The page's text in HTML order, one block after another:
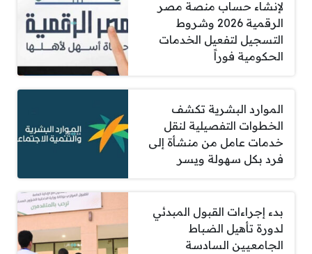
لإنشاء حساب منصة مصر
الرقمية 2026 وشروط
التسجيل لتفعيل الخدمات
الحكومية فوراً
الموارد البشرية تكشف
الخطوات التفصيلية لنقل
خدمات عامل من منشأة إلى
فرد بكل سهولة ويسر
بدء إجراءات القبول المبدئي
لدورة تأهيل الضباط
الجامعيين السادسة